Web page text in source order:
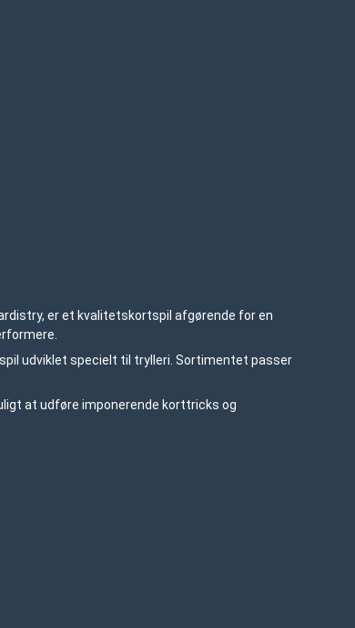
er et kvalitetskortspil afgørende for en
udviklet specielt til trylleri. Sortimentet passer
at udføre imponerende korttricks og